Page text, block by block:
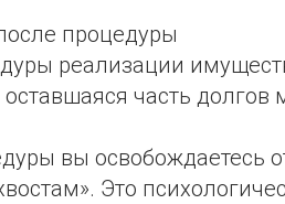
процедуры
реализации
часть
вы освобождаетесь
Это